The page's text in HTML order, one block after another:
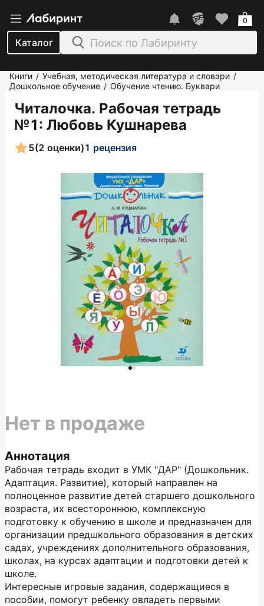
Каталог
0
Книги / Учебная, методическая литература и словари /
Дошкольное обучение / Обучение чтению. Буквари
Читалочка. Рабочая тетрадь
№1: Любовь Кушнарева
5(2 оценки)1 рецензия
Аннотация
Рабочая тетрадь входит в УМК "ДАР" (Дошкольник.
Адаптация. Развитие), который направлен на
полноценное развитие детей старшего дошкольного
возраста, их всестороннюю, комплексную
подготовку к обучению в школе и предназначен для
организации предшкольного образования в детских
садах, учреждениях дополнительного образования,
школах, на курсах адаптации и подготовки детей к
школе.
Интересные игровые задания, содержащиеся в
пособии, помогут ребенку овладеть первыми
Нет в продаже